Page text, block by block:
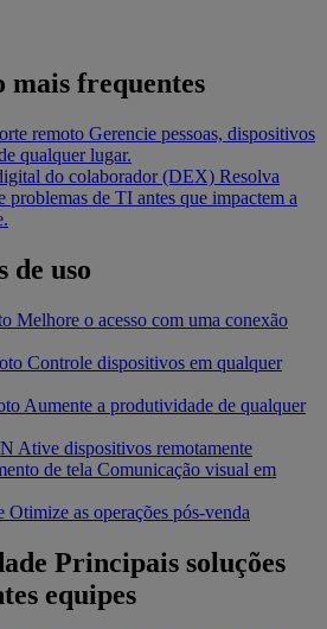
mais frequentes
remoto Gerencie pessoas, dispositivos
qualquer lugar.
do colaborador (DEX) Resolva
problemas de TI antes que impactem a
de uso
Melhore o acesso com uma conexão
Controle dispositivos em qualquer
Aumente a produtividade de qualquer
Ative dispositivos remotamente
de tela Comunicação visual em
Otimize as operações pós-venda
Principais soluções
equipes